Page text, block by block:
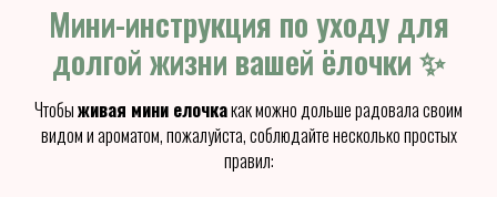
Мини-инструкция по уходу для
долгой жизни вашей ёлочки ✨
Чтобыживая мини елочкакак можно дольше радовала своим
видом и ароматом, пожалуйста, соблюдайте несколько простых
правил: